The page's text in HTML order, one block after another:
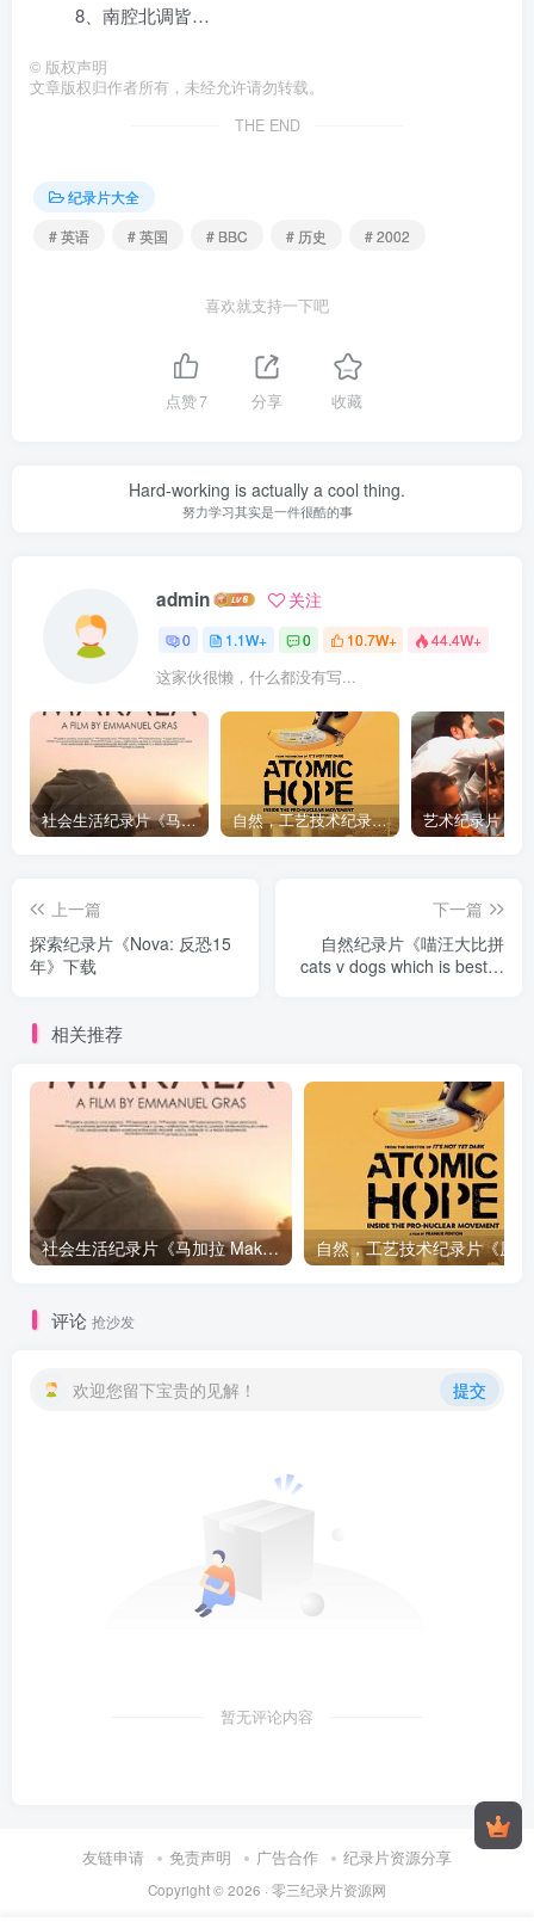
8、南腔北调皆…
© 版权声明
文章版权归作者所有，未经允许请勿转载。
THE END
纪录片大全
# 英语
# 英国 # BBC # 历史 # 2002
喜欢就支持一下吧
点赞7 分享 收藏
Hard-working is actually a cool thing.
努力学习其实是一件很酷的事
admin 关注
0 1.1W+ 0 10.7W+ 44.4W+
这家伙很懒，什么都没有写...
社会生活纪录片《马加拉 Makala》下载 自然，工艺技术纪录片《原子能的希望 Atomic Hope – Inside the Pro-Nuclear Movement》下载
上一篇
探索纪录片《Nova: 反恐15
年》下载
下一篇
自然纪录片《喵汪大比拼
cats v dogs which is best》
相关推荐
社会生活纪录片《马加拉 Makala》下载
评论 抢沙发
欢迎您留下宝贵的见解！ 提交
暂无评论内容
友链申请 免责声明 广告合作 纪录片资源分享
Copyright © 2026 · 零三纪录片资源网